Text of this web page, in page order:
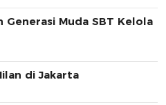
Generasi Muda SBT Kelola
di Jakarta